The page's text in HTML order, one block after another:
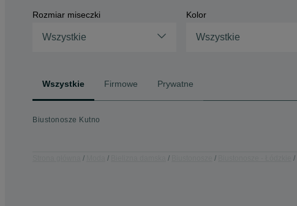
Rozmiar miseczki
Wszystkie
Kolor
Wszystkie
Wszystkie Firmowe Prywatne
Biustonosze Kutno